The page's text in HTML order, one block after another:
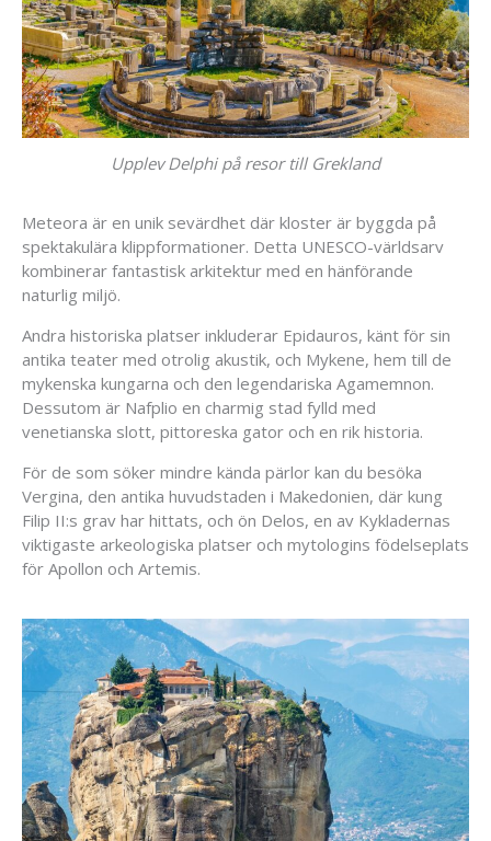
Upplev Delphi på resor till Grekland
Meteora är en unik sevärdhet där kloster är byggda på
spektakulära klippformationer. Detta UNESCO-världsarv
kombinerar fantastisk arkitektur med en hänförande
naturlig miljö.
Andra historiska platser inkluderar Epidauros, känt för sin
antika teater med otrolig akustik, och Mykene, hem till de
mykenska kungarna och den legendariska Agamemnon.
Dessutom är Nafplio en charmig stad fylld med
venetianska slott, pittoreska gator och en rik historia.
För de som söker mindre kända pärlor kan du besöka
Vergina, den antika huvudstaden i Makedonien, där kung
Filip II:s grav har hittats, och ön Delos, en av Kykladernas
viktigaste arkeologiska platser och mytologins födelseplats
för Apollon och Artemis.